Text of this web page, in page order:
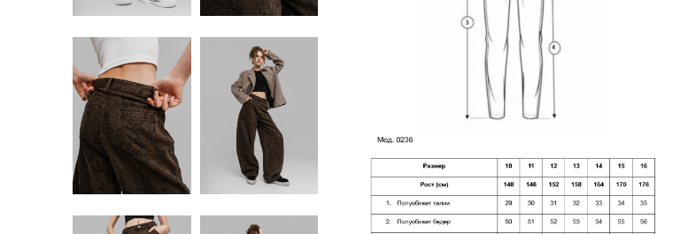
ВЕТРОВКИ
ДЖИНСЫ
ЖЕЛЕТЫ ДУТЫЙ
ЖИЛЕТЫ
ВЯЗАНЫЕ
КАРДИГАНЫ
КОМБИНЕЗОНЫ
ЖИЛЕТЫ
ВЯЗАНЫЕ
ЖИЛЕТЫ ДУТЫЙ